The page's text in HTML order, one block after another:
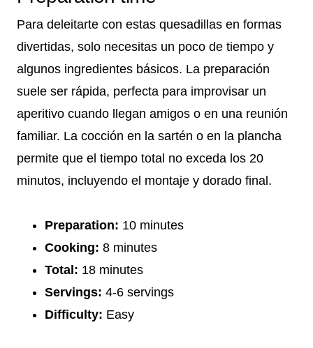
Para deleitarte con estas quesadillas en formas
divertidas, solo necesitas un poco de tiempo y
algunos ingredientes básicos. La preparación
suele ser rápida, perfecta para improvisar un
aperitivo cuando llegan amigos o en una reunión
familiar. La cocción en la sartén o en la plancha
permite que el tiempo total no exceda los 20
minutos, incluyendo el montaje y dorado final.
Preparation: 10 minutes
Cooking: 8 minutes
Total: 18 minutes
Servings: 4-6 servings
Difficulty: Easy